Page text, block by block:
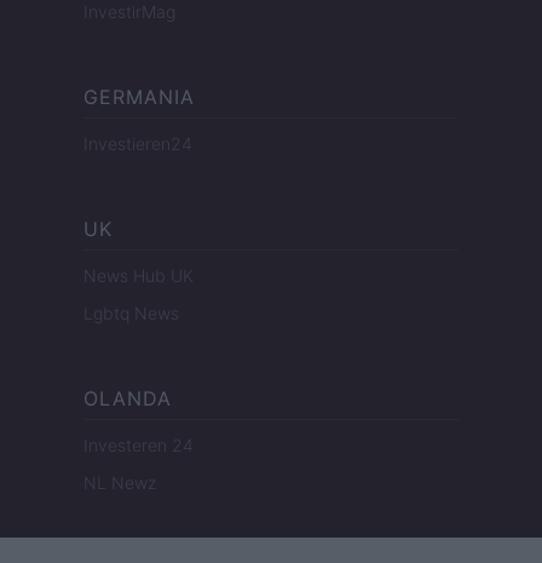
InvestirMag
GERMANIA
Investieren24
UK
News Hub UK
Lgbtq News
OLANDA
Investeren 24
NL Newz